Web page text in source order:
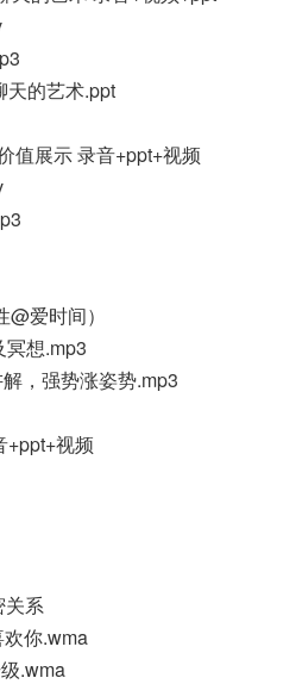
天的艺术.ppt
值展示 录音+ppt+视频
爱时间）
冥想.mp3
，强势涨姿势.mp3
+ppt+视频
关系
欢你.wma
.wma